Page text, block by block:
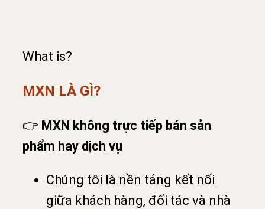
What is?
MXN LÀ GÌ?
👉 MXN không trực tiếp bán sản
phẩm hay dịch vụ
Chúng tôi là nền tảng kết nối
giữa khách hàng, đối tác và nhà